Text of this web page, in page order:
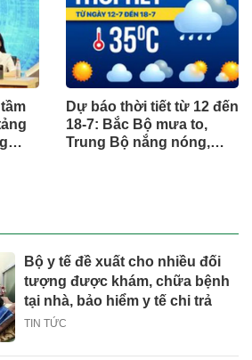
Dự báo thời tiết từ 12 đến
18-7: Bắc Bộ mưa to,
Trung Bộ nắng nóng,
Bộ y tế đề xuất cho nhiều đối
tượng được khám, chữa bệnh
tại nhà, bảo hiểm y tế chi trả
TIN TỨC